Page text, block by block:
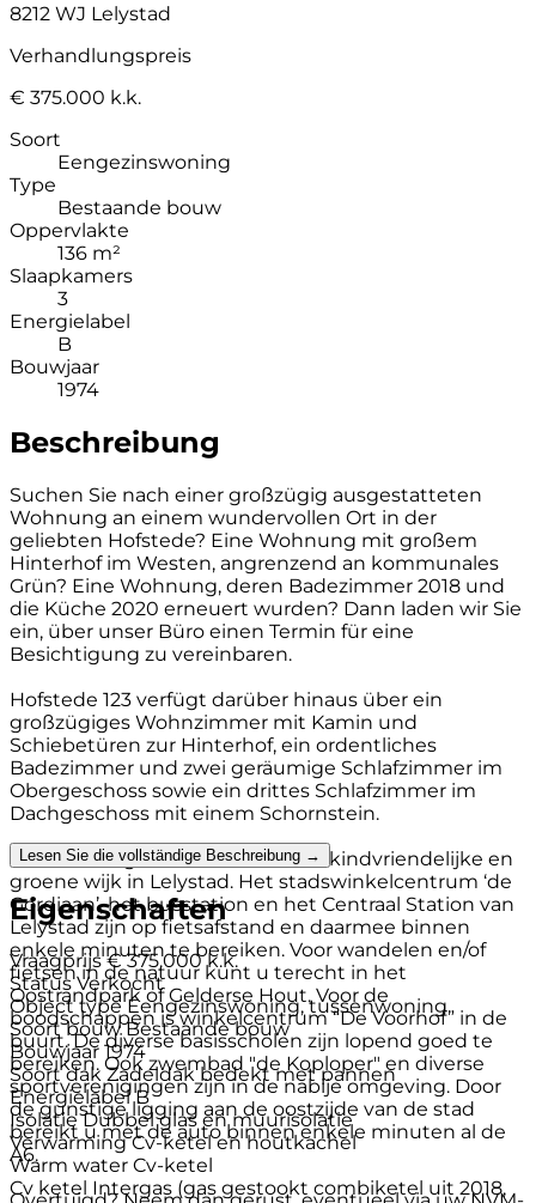
8212 WJ Lelystad
Verhandlungspreis
€ 375.000 k.k.
Soort
Eengezinswoning
Type
Bestaande bouw
Oppervlakte
136 m²
Slaapkamers
3
Energielabel
B
Bouwjaar
1974
Beschreibung
Suchen Sie nach einer großzügig ausgestatteten
Wohnung an einem wundervollen Ort in der
geliebten Hofstede? Eine Wohnung mit großem
Hinterhof im Westen, angrenzend an kommunales
Grün? Eine Wohnung, deren Badezimmer 2018 und
die Küche 2020 erneuert wurden? Dann laden wir Sie
ein, über unser Büro einen Termin für eine
Besichtigung zu vereinbaren.
Hofstede 123 verfügt darüber hinaus über ein
großzügiges Wohnzimmer mit Kamin und
Schiebetüren zur Hinterhof, ein ordentliches
Badezimmer und zwei geräumige Schlafzimmer im
Obergeschoss sowie ein drittes Schlafzimmer im
Dachgeschoss mit einem Schornstein.
Deze woning bevindt zich in een kindvriendelijke en
groene wijk in Lelystad. Het stadswinkelcentrum ‘de
Gordiaan’, het busstation en het Centraal Station van
Lelystad zijn op fietsafstand en daarmee binnen
enkele minuten te bereiken. Voor wandelen en/of
fietsen in de natuur kunt u terecht in het
Oostrandpark of Gelderse Hout. Voor de
boodschappen is winkelcentrum “De Voorhof” in de
buurt. De diverse basisscholen zijn lopend goed te
bereiken. Ook zwembad "de Koploper" en diverse
sportverenigingen zijn in de nabije omgeving. Door
de gunstige ligging aan de oostzijde van de stad
bereikt u met de auto binnen enkele minuten al de
A6.
Lesen Sie die vollständige Beschreibung →
Eigenschaften
Vraagprijs € 375.000 k.k.
Status Verkocht
Object type Eengezinswoning, tussenwoning
Soort bouw Bestaande bouw
Bouwjaar 1974
Soort dak Zadeldak bedekt met pannen
Energielabel B
Isolatie Dubbel glas en muurisolatie
Verwarming Cv-ketel en houtkachel
Warm water Cv-ketel
Cv ketel Intergas (gas gestookt combiketel uit 2018,